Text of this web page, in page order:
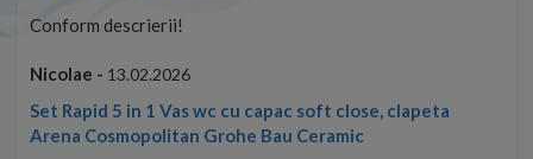
Conform descrierii!
Nicolae - 13.02.2026
Set Rapid 5 in 1 Vas wc cu capac soft close, clapeta
Arena Cosmopolitan Grohe Bau Ceramic